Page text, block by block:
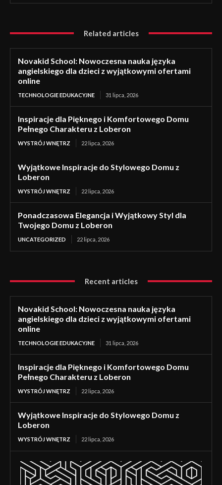
Related articles
Novakid School: Nowoczesna nauka języka
angielskiego dla dzieci z wyjątkowymi ofertami
online
TECHNOLOGIE EDUKACYJNE 31 lipca, 2026
Inspiracje dla Pięknego i Komfortowego Domu
Pełnego Charakteru z Loberon
WYSTRÓJ WNĘTRZ 22 lipca, 2026
Wyjątkowe Inspiracje do Stylowego Domu z
Loberon
WYSTRÓJ WNĘTRZ 22 lipca, 2026
Ponadczasowa Elegancja i Wyjątkowy Styl dla
Twojego Domu z Loberon
UNCATEGORIZED 22 lipca, 2026
Recent articles
Novakid School: Nowoczesna nauka języka
angielskiego dla dzieci z wyjątkowymi ofertami
online
TECHNOLOGIE EDUKACYJNE 31 lipca, 2026
Inspiracje dla Pięknego i Komfortowego Domu
Pełnego Charakteru z Loberon
WYSTRÓJ WNĘTRZ 22 lipca, 2026
Wyjątkowe Inspiracje do Stylowego Domu z
Loberon
WYSTRÓJ WNĘTRZ 22 lipca, 2026